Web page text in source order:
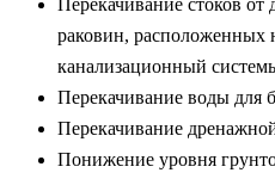
Перекачивание стоков
раковин, расположенных
канализационный
Перекачивание воды для
Перекачивание
Понижение уровня